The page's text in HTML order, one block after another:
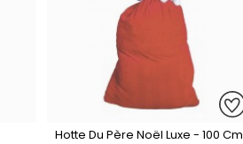
Hotte Du Père Noël Luxe - 100 Cm